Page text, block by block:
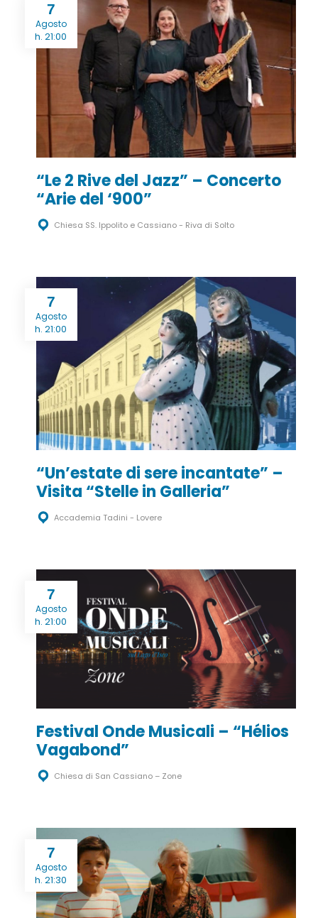
7
Agosto
h. 21:00
“Le 2 Rive del Jazz” – Concerto
“Arie del ‘900”
Chiesa SS. Ippolito e Cassiano - Riva di Solto
7
Agosto
h. 21:00
“Un’estate di sere incantate” –
Visita “Stelle in Galleria”
Accademia Tadini - Lovere
7
Agosto
h. 21:00
Festival Onde Musicali – “Hélios
Vagabond”
Chiesa di San Cassiano – Zone
7
Agosto
h. 21:30